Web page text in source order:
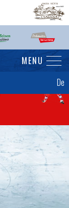
De
MENU